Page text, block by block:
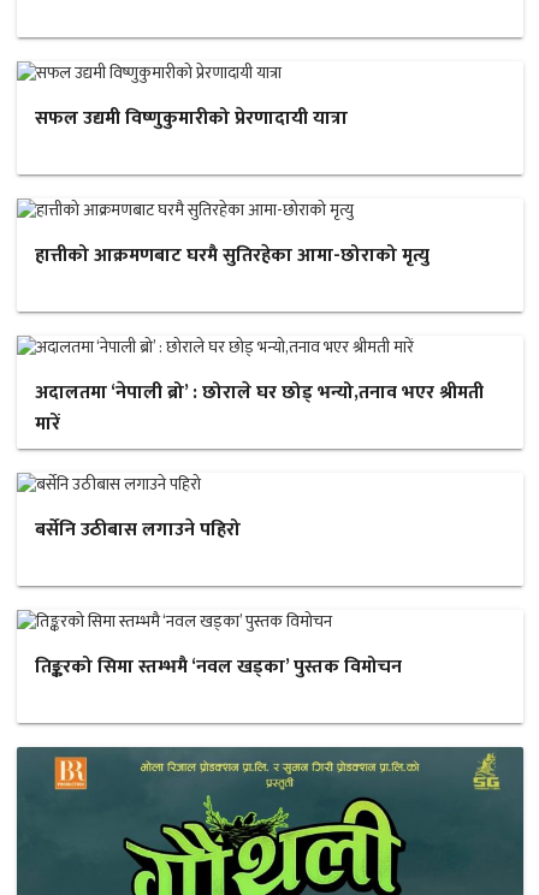
सफल उद्यमी विष्णुकुमारीको प्रेरणादायी यात्रा
हात्तीको आक्रमणबाट घरमै सुतिरहेका आमा-छोराको मृत्यु
अदालतमा ‘नेपाली ब्रो’ : छोराले घर छोड् भन्यो,तनाव भएर श्रीमती
मारें
बर्सेनि उठीबास लगाउने पहिरो
तिङ्करको सिमा स्तम्भमै ‘नवल खड्का’ पुस्तक विमोचन